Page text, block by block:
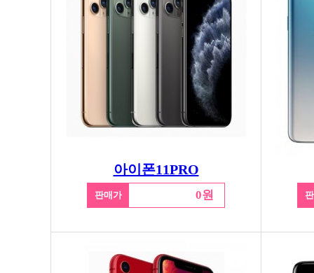
아이폰11PRO
판매가 0원